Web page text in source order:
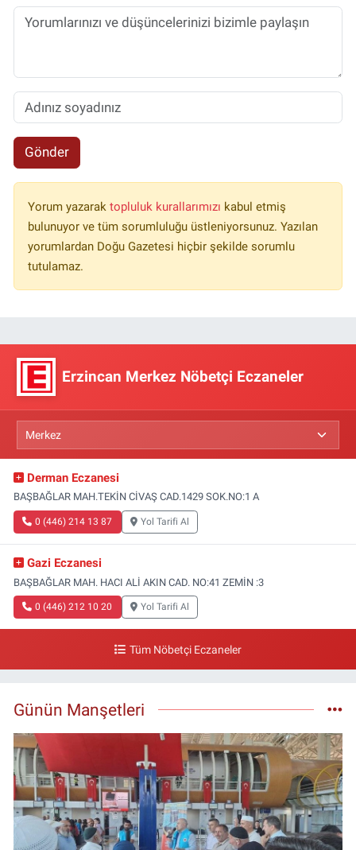
Gönder
Yorum yazarak topluluk kurallarımızı kabul etmiş
bulunuyor ve tüm sorumluluğu üstleniyorsunuz. Yazılan
yorumlardan Doğu Gazetesi hiçbir şekilde sorumlu
tutulamaz.
Erzincan Merkez Nöbetçi Eczaneler
Derman Eczanesi
BAŞBAĞLAR MAH.TEKİN CİVAŞ CAD.1429 SOK.NO:1 A
0 (446) 214 13 87 Yol Tarifi Al
Gazi Eczanesi
BAŞBAĞLAR MAH. HACI ALİ AKIN CAD. NO:41 ZEMİN :3
0 (446) 212 10 20 Yol Tarifi Al
Tüm Nöbetçi Eczaneler
Günün Manşetleri